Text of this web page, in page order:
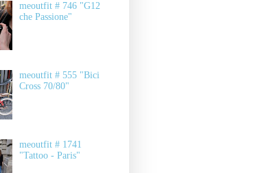
meoutfit # 746 "G12
che Passione"
meoutfit # 555 "Bici
Cross 70/80"
meoutfit # 1741
"Tattoo - Paris"